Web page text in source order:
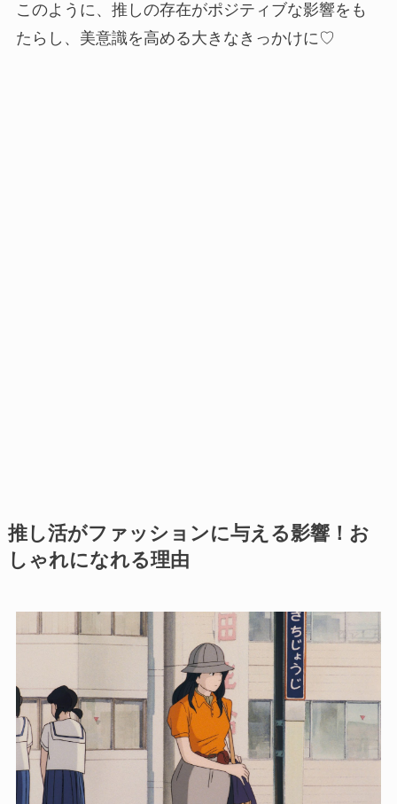
このように、推しの存在がポジティブな影響をも
たらし、美意識を高める大きなきっかけに♡
推し活がファッションに与える影響！お
しゃれになれる理由